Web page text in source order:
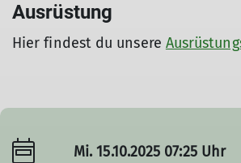
Ausrüstung
Hier findest du unsere
Mi. 15.10.2025 07:25 Uhr